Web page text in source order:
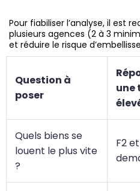
Pour fiabiliser l’analyse, il est
plusieurs agences (2 à 3
et réduire le risque
Question à
poser
une
Quels biens se
louent le plus vite
?
F2